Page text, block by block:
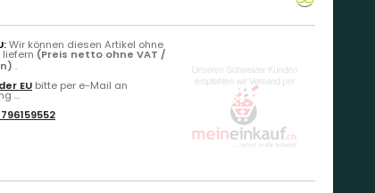
Wir können diesen Artikel ohne
(Preis netto ohne VAT /
.
EU bitte per e-Mail an
...